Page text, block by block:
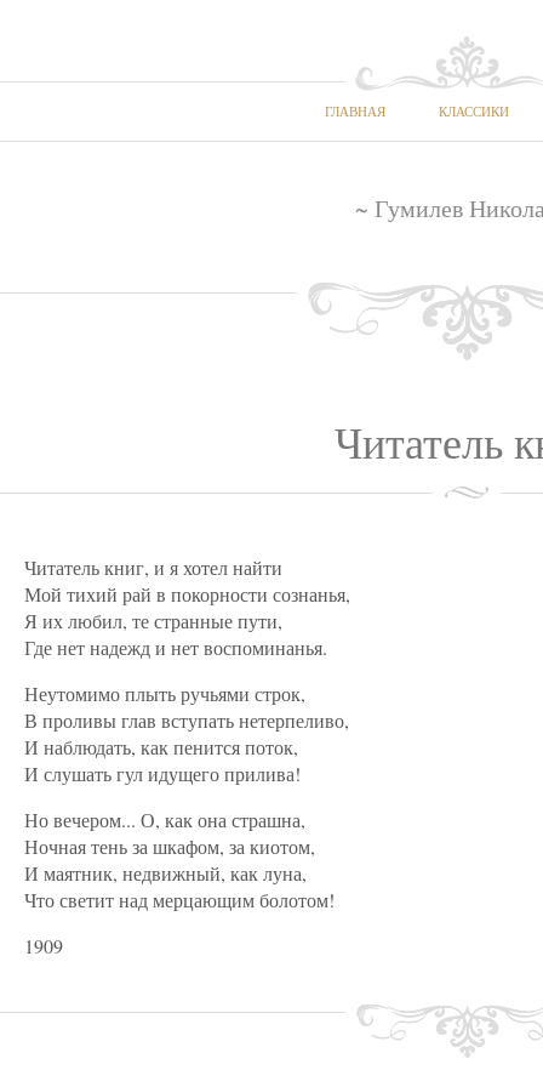
ГЛАВНАЯ КЛАССИКИ
~ Гумилев
Читатель
Читатель книг, и я хотел найти
Мой тихий рай в покорности сознанья,
Я их любил, те странные пути,
Где нет надежд и нет воспоминанья.
Неутомимо плыть ручьями строк,
В проливы глав вступать нетерпеливо,
И наблюдать, как пенится поток,
И слушать гул идущего прилива!
Но вечером... О, как она страшна,
Ночная тень за шкафом, за киотом,
И маятник, недвижный, как луна,
Что светит над мерцающим болотом!
1909